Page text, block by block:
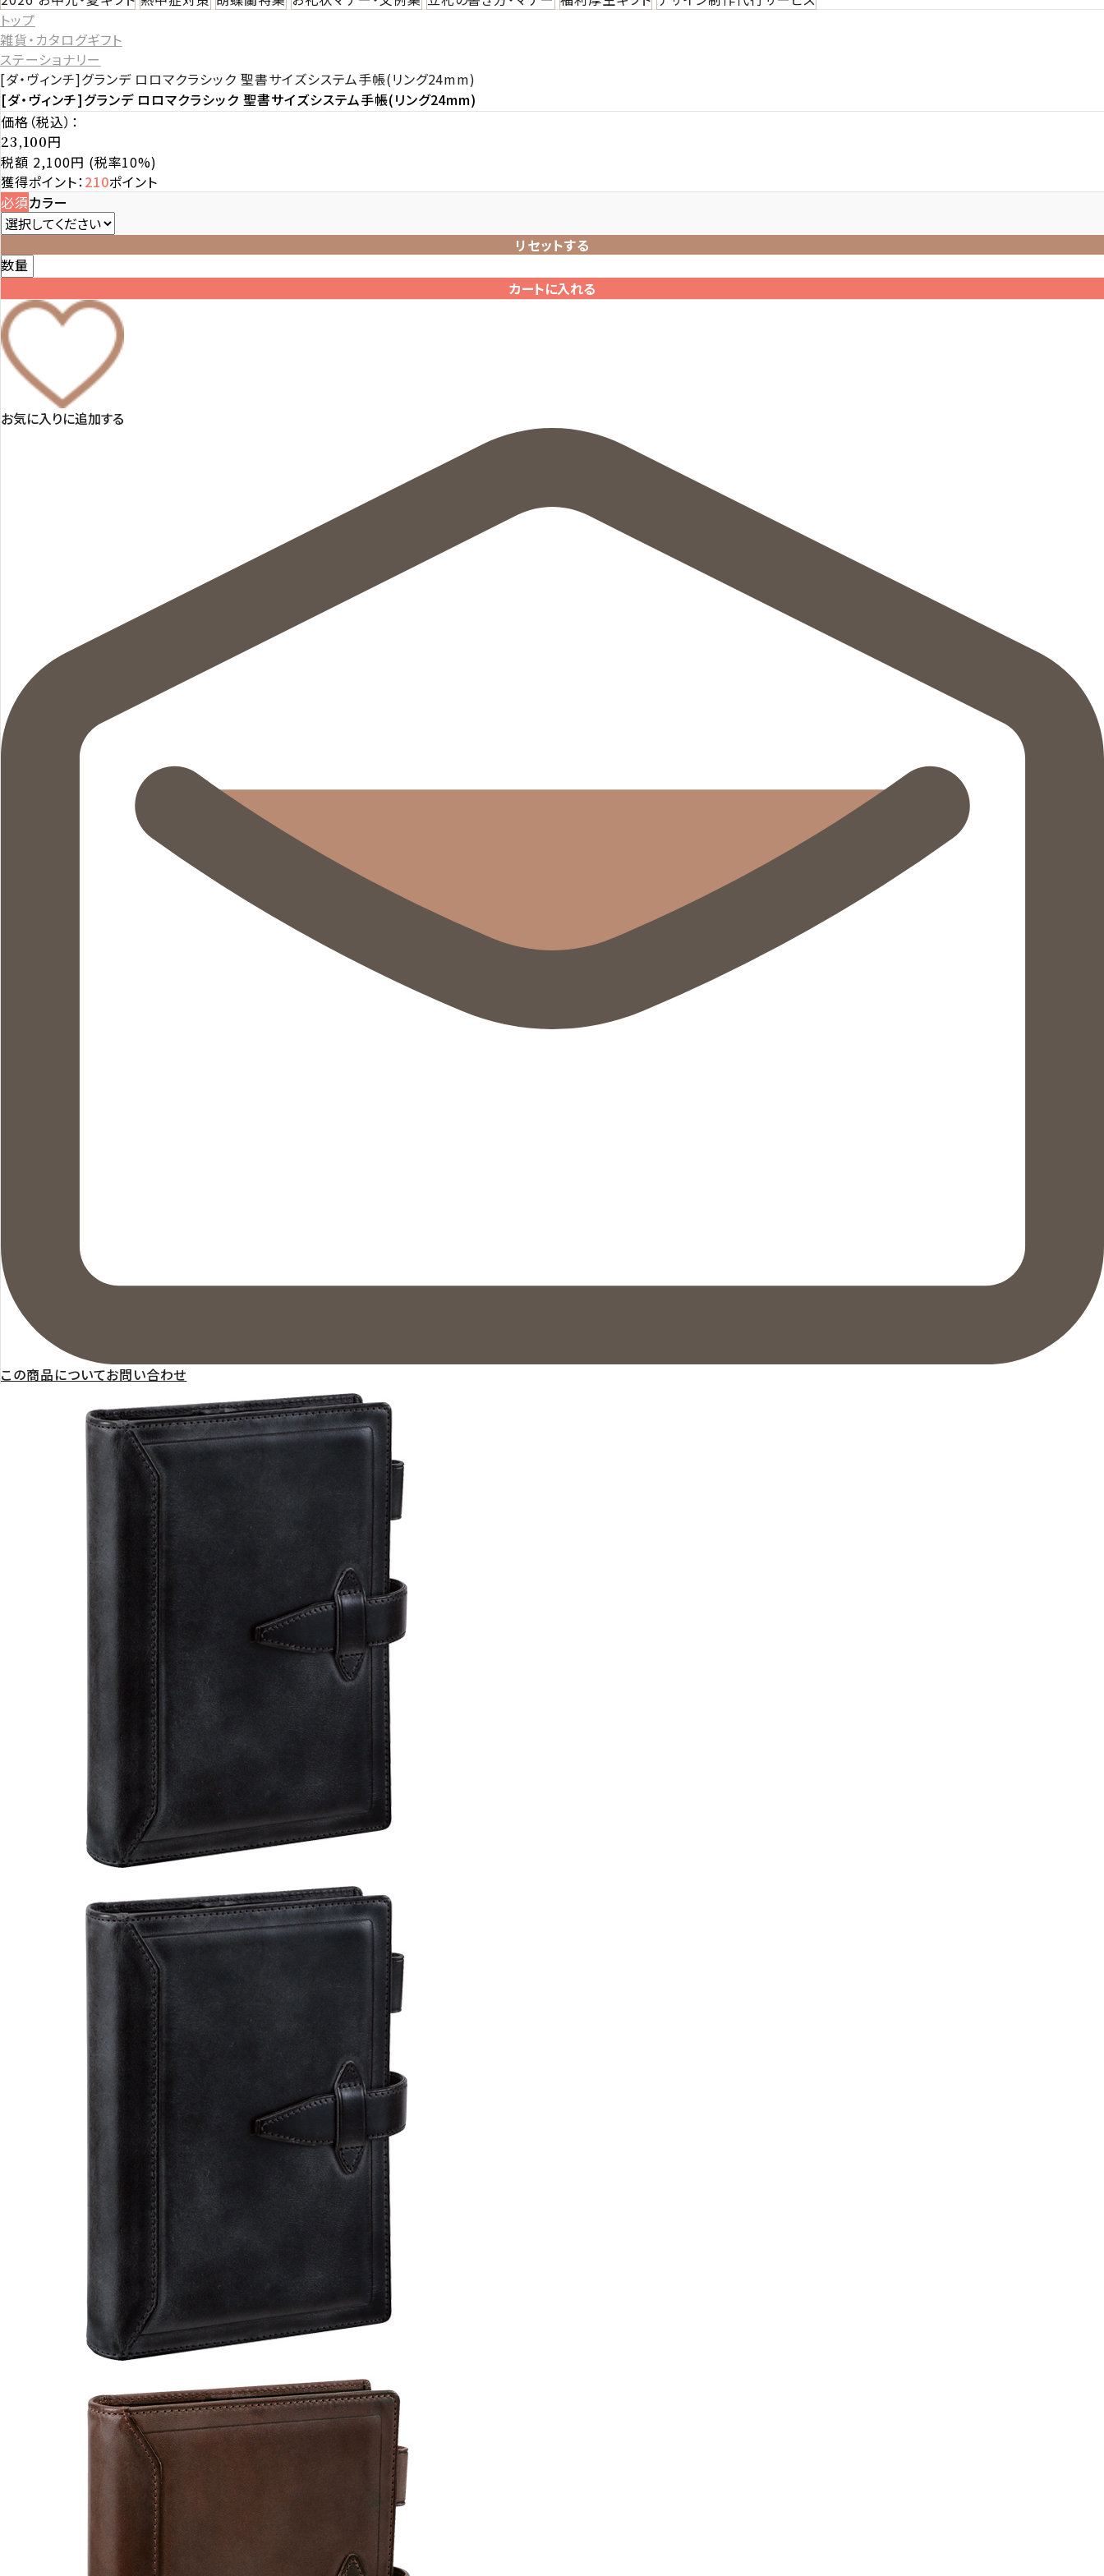
トップ
雑貨・カタログギフト
ステーショナリー
[ダ・ヴィンチ]グランデ ロロマクラシック 聖書サイズシステム手帳(リング24mm)
[ダ・ヴィンチ]グランデ ロロマクラシック 聖書サイズシステム手帳(リング24mm)
価格（税込）：
23,100円
税額 2,100円 (税率10%)
獲得ポイント：210ポイント
必須カラー
リセットする
数量
カートに入れる
お気に入りに追加する
この商品についてお問い合わせ